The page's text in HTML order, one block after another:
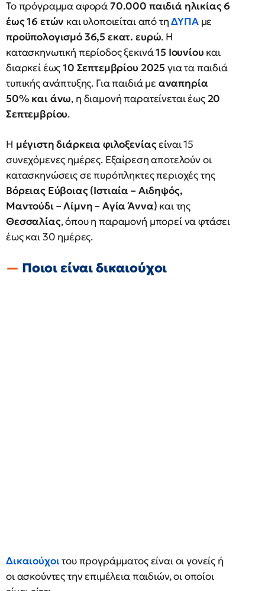
Το πρόγραμμα αφορά70.000 παιδιά ηλικίας 6
έως 16 ετών και υλοποιείται από τηΔΥΠΑ με
προϋπολογισμό 36,5 εκατ. ευρώ. Η
κατασκηνωτική περίοδος ξεκινά15 Ιουνίου και
διαρκεί έως10 Σεπτεμβρίου 2025 για τα παιδιά
τυπικής ανάπτυξης. Για παιδιά με αναπηρία
50% και άνω, η διαμονή παρατείνεται έως 20
Σεπτεμβρίου.
Η μέγιστη διάρκεια φιλοξενίαςείναι 15
συνεχόμενες ημέρες. Εξαίρεση αποτελούν οι
κατασκηνώσεις σε πυρόπληκτες περιοχές της
Βόρειας Εύβοιας (Ιστιαία – Αιδηψός,
Μαντούδι – Λίμνη – Αγία Άννα) και της
Θεσσαλίας, όπου η παραμονή μπορεί να φτάσει
έως και 30 ημέρες.
Ποιοι είναι δικαιούχοι
Δικαιούχοιτου προγράμματος είναι οι γονείς ή
οι ασκούντες την επιμέλεια παιδιών, οι οποίοι